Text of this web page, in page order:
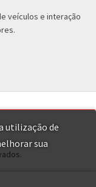
utilização de
sua
veículos e interação